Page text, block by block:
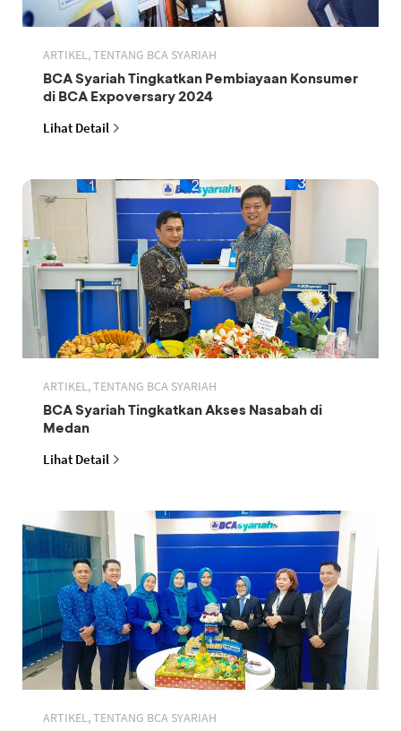
ARTIKEL, TENTANG BCA SYARIAH
BCA Syariah Tingkatkan Pembiayaan Konsumer
di BCA Expoversary 2024
Lihat Detail
ARTIKEL, TENTANG BCA SYARIAH
BCA Syariah Tingkatkan Akses Nasabah di
Medan
Lihat Detail
ARTIKEL, TENTANG BCA SYARIAH